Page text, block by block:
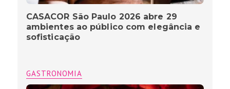
CASACOR São Paulo 2026 abre 29
ambientes ao público com elegância e
sofisticação
GASTRONOMIA